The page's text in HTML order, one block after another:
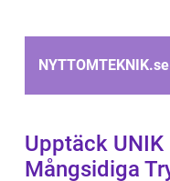
NYTTOMTEKNIK.se
Upptäck
Mångsidiga